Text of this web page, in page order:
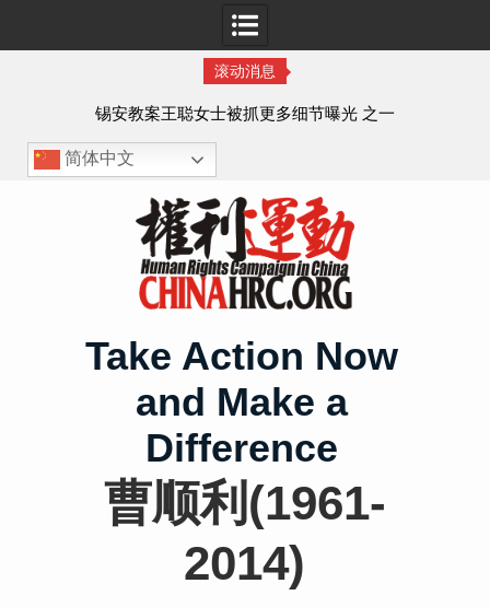
滚动消息
锡安教案王聪女士被抓更多细节曝光 之一
简体中文
Take Action Now
and Make a
Difference
曹顺利(1961-
2014)